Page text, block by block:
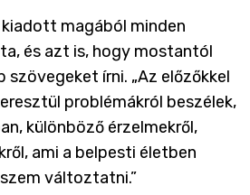
magából minden
és azt is, hogy mostantól
írni. „Az előzőkkel
problémákról beszélek,
különböző érzelmekről,
ami a belpesti életben
változtatni.”